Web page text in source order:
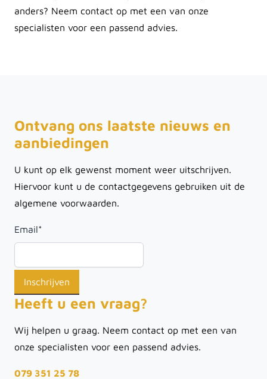
anders? Neem contact op met een van onze
specialisten voor een passend advies.
Ontvang ons laatste nieuws en
aanbiedingen
U kunt op elk gewenst moment weer uitschrijven.
Hiervoor kunt u de contactgegevens gebruiken uit de
algemene voorwaarden.
Email*
Heeft u een vraag?
Wij helpen u graag. Neem contact op met een van
onze specialisten voor een passend advies.
079 351 25 78